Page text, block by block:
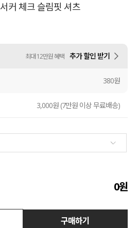
언더웨어
커 체크 슬림핏 셔츠
최대 12만원 혜택 추가 할인 받기
380원
3,000원 (7만원 이상 무료배송)
0원
구매하기